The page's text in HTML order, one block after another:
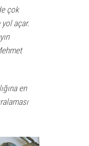
çok
açar.
en